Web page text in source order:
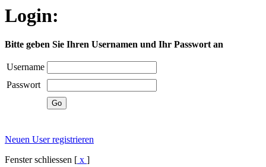
Login:
Bitte geben Sie Ihren Usernamen und Ihr Passwort an
Username
Passwort
Neuen User registrieren
Fenster schliessen [ x ]